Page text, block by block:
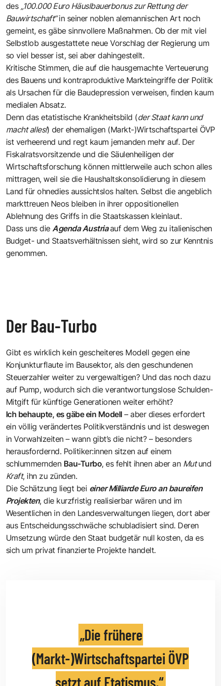
des „100.000 Euro Häuslbauerbonus zur Rettung der
Bauwirtschaft“in seiner noblen alemannischen Art noch
gemeint, es gäbe sinnvollere Maßnahmen. Ob der mit viel
Selbstlob ausgestattete neue Vorschlag der Regierung um
so viel besser ist, sei aber dahingestellt.
Kritische Stimmen, die auf die hausgemachte Verteuerung
des Bauens und kontraproduktive Markteingriffe der Politik
als Ursachen für die Baudepression verweisen, finden kaum
medialen Absatz.
Denn das etatistische Krankheitsbild (der Staat kann und
macht alles!) der ehemaligen (Markt-)Wirtschaftspartei ÖVP
ist verheerend und regt kaum jemanden mehr auf. Der
Fiskalratsvorsitzende und die Säulenheiligen der
Wirtschaftsforschung können mittlerweile auch schon alles
mittragen, weil sie die Haushaltskonsolidierung in diesem
Land für ohnedies aussichtslos halten. Selbst die angeblich
markttreuen Neos bleiben in ihrer oppositionellen
Ablehnung des Griffs in die Staatskassen kleinlaut.
Dass uns die Agenda Austriaauf dem Weg zu italienischen
Budget- und Staatsverhältnissen sieht, wird so zur Kenntnis
genommen.
Der Bau-Turbo
Gibt es wirklich kein gescheiteres Modell gegen eine
Konjunkturflaute im Bausektor, als den geschundenen
Steuerzahler weiter zu vergewaltigen? Und das noch dazu
auf Pump, wodurch sich die verantwortungslose Schulden-
Mitgift für künftige Generationen weiter erhöht?
Ich behaupte, es gäbe ein Modell – aber dieses erfordert
ein völlig verändertes Politikverständnis und ist deswegen
in Vorwahlzeiten – wann gibt’s die nicht? – besonders
herausfordernd. Politiker:innen sitzen auf einem
schlummernden Bau-Turbo, es fehlt ihnen aber an Mutund
Kraft, ihn zu zünden.
Die Schätzung liegt bei einer Milliarde Euro an baureifen
Projekten, die kurzfristig realisierbar wären und im
Wesentlichen in den Landesverwaltungen liegen, dort aber
aus Entscheidungsschwäche schubladisiert sind. Deren
Umsetzung würde den Staat budgetär null kosten, da es
sich um privat finanzierte Projekte handelt.
Die frühere
(Markt-)Wirtschaftspartei ÖVP
setzt auf Etatismus.